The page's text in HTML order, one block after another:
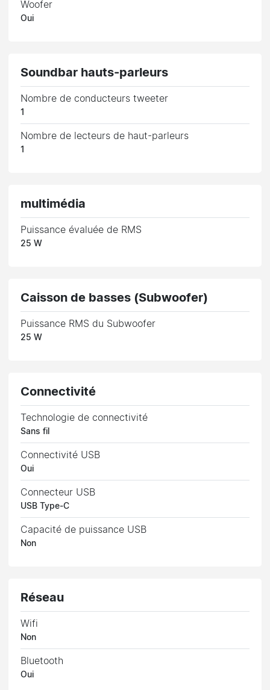
Woofer
Oui
Soundbar hauts-parleurs
Nombre de conducteurs tweeter
1
Nombre de lecteurs de haut-parleurs
1
multimédia
Puissance évaluée de RMS
25 W
Caisson de basses (Subwoofer)
Puissance RMS du Subwoofer
25 W
Connectivité
Technologie de connectivité
Sans fil
Connectivité USB
Oui
Connecteur USB
USB Type-C
Capacité de puissance USB
Non
Réseau
Wifi
Non
Bluetooth
Oui